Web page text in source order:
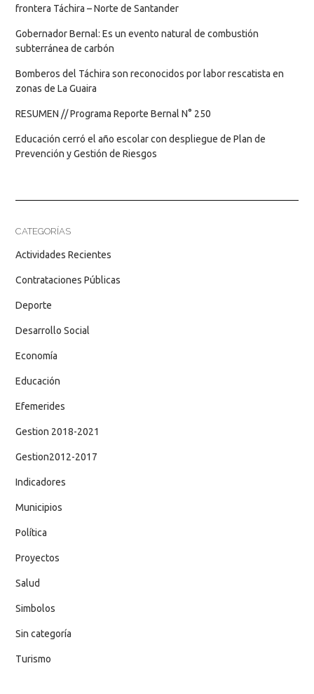
frontera Táchira – Norte de Santander
Gobernador Bernal: Es un evento natural de combustión
subterránea de carbón
Bomberos del Táchira son reconocidos por labor rescatista en
zonas de La Guaira
RESUMEN // Programa Reporte Bernal N° 250
Educación cerró el año escolar con despliegue de Plan de
Prevención y Gestión de Riesgos
CATEGORÍAS
Actividades Recientes
Contrataciones Públicas
Deporte
Desarrollo Social
Economía
Educación
Efemerides
Gestion 2018-2021
Gestion2012-2017
Indicadores
Municipios
Política
Proyectos
Salud
Simbolos
Sin categoría
Turismo